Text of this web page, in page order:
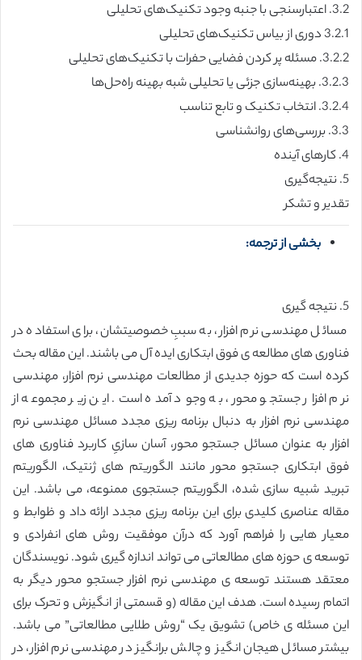
3.2. اعتبارسنجی با جنبه وجود تکنیک‌های تحلیلی
3.2.1 دوری از بیاس تکنیک‌های تحلیلی
3.2.2. مسئله پر کردن فضایی حفرات با تکنیک‌های تحلیلی
3.2.3. بهینه‌سازی جزئی یا تحلیلی شبه بهینه راه‌حل‌ها
3.2.4. انتخاب تکنیک و تابع تناسب
3.3. بررسی‌های روانشناسی
4. کارهای آینده
5. نتیجه‌گیری
تقدیر و تشکر
بخشی از ترجمه:
5. نتیجه گیری
مسائل مهندسی نرم افزار، به سببِ خصوصیتشان، برای استفاده در
فناوری های مطالعه ی فوق ابتکاری ایده آل می باشند. این مقاله بحث
کرده است که حوزه جدیدی از مطالعات مهندسی نرم افزار، مهندسی
نرم افزار جستجو محور، به وجود آمده است. این زیر مجموعه از
مهندسی نرم افزار به دنبال برنامه ریزی مجدد مسائل مهندسی نرم
افزار به عنوان مسائل جستجو محور، آسان سازیِ کاربرد فناوری های
فوق ابتکاری جستجو محور مانند الگوریتم های ژنتیک، الگوریتم
تبرید شبیه سازی شده، الگوریتم جستجوی ممنوعه، می باشد. این
مقاله عناصری کلیدی برای این برنامه ریزی مجدد ارائه داد و ظوابط و
معیار هایی را فراهم آورد که درآن موفقیت روش های انفرادی و
توسعه ی حوزه های مطالعاتی می تواند اندازه گیری شود. نویسندگان
معتقد هستند توسعه ی مهندسی نرم افزار جستجو محور دیگر به
اتمام رسیده است. هدف این مقاله (و قسمتی از انگیزش و تحرک برای
این مسئله ی خاص) تشویق یک “روش طلایی مطالعاتی” می باشد.
بیشتر مسائل هیجان انگیز و چالش برانگیز در مهندسی نرم افزار، در